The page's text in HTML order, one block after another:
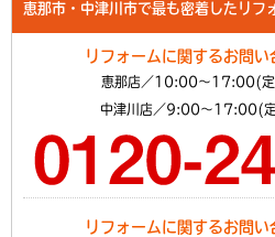
恵那市・中津川市で最も密着したリフ
リフォームに関するお問い
恵那店／10:00～17:00(定
中津川店／9:00～17:00(定
リフォームに関するお問い